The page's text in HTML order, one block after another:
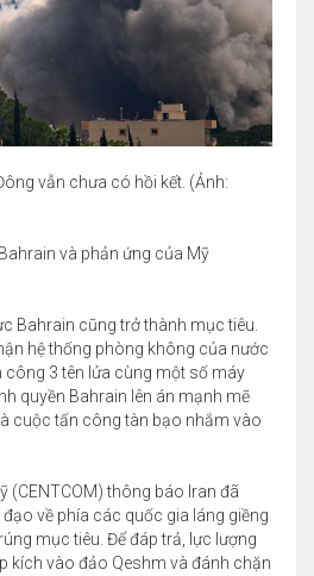
vẫn chưa có hồi kết. (Ảnh:
và phản ứng của Mỹ
Bahrain cũng trở thành mục tiêu.
hệ thống phòng không của nước
công 3 tên lửa cùng một số máy
quyền Bahrain lên án mạnh mẽ
cuộc tấn công tàn bạo nhắm vào
(CENTCOM) thông báo Iran đã
về phía các quốc gia láng giềng
mục tiêu. Để đáp trả, lực lượng
kích vào đảo Qeshm và đánh chặn